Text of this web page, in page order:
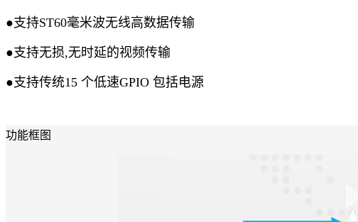
●支持ST60毫米波无线高数据传输
●支持无损,无时延的视频传输
●支持传统15 个低速GPIO 包括电源
功能框图